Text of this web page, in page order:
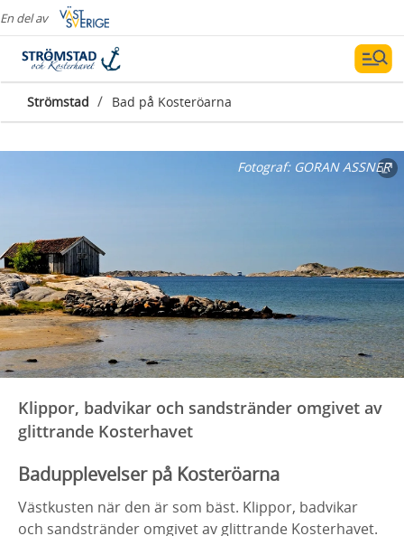
En del av
Strömstad / Bad på Kosteröarna
Fotograf: GORAN ASSNER
Badupplevelser
på Kosteröarna
Klippor, badvikar och sandstränder omgivet av
glittrande Kosterhavet
Badupplevelser på Kosteröarna
Västkusten när den är som bäst. Klippor, badvikar
och sandstränder omgivet av glittrande Kosterhavet.